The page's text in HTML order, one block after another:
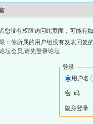
您没有权限访问此页面，可能有
：你所属的用户组没有发表回复
坛会员,请先登录论坛
登录
用户名
密 码
隐身登录